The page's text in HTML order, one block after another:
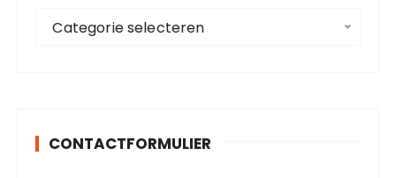
r
Categorie selecteren
CONTACTFORMULIER